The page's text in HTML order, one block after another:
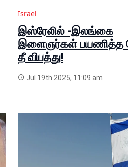
Israel
இஸ்ரேலில் -இலங்கை
இளைஞர்கள் பயணித்த
தீ விபத்து!
Jul 19th 2025, 11:09 am